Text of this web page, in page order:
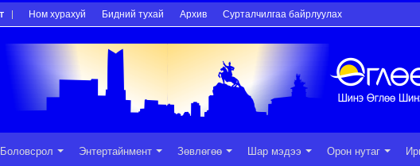
Ном хурахуй Бидний тухай Архив Сурталчилгаа байрлуулах
Боловсрол Энтертайнмент Зөвлөгөө Шар мэдээ Орон нутаг